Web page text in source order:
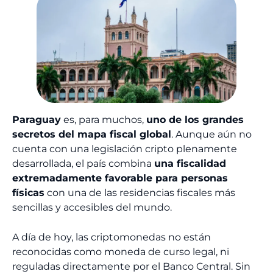
Paraguay es, para muchos, uno de los grandes
secretos del mapa fiscal global. Aunque aún no
cuenta con una legislación cripto plenamente
desarrollada, el país combina una fiscalidad
extremadamente favorable para personas
físicas con una de las residencias fiscales más
sencillas y accesibles del mundo.
A día de hoy, las criptomonedas no están
reconocidas como moneda de curso legal, ni
reguladas directamente por el Banco Central. Sin